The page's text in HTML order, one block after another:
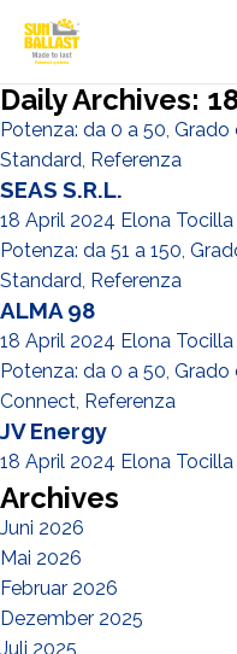
Daily Archives:
Potenza: da 0 a 50, Grado
Standard, Referenza
SEAS S.R.L.
18 April 2024 Elona Tocilla
Potenza: da 51 a 150,
Standard, Referenza
ALMA 98
18 April 2024 Elona Tocilla
Potenza: da 0 a 50, Grado
Connect, Referenza
JV Energy
18 April 2024 Elona Tocilla
Archives
Juni 2026
Mai 2026
Februar 2026
Dezember 2025
Juli 2025